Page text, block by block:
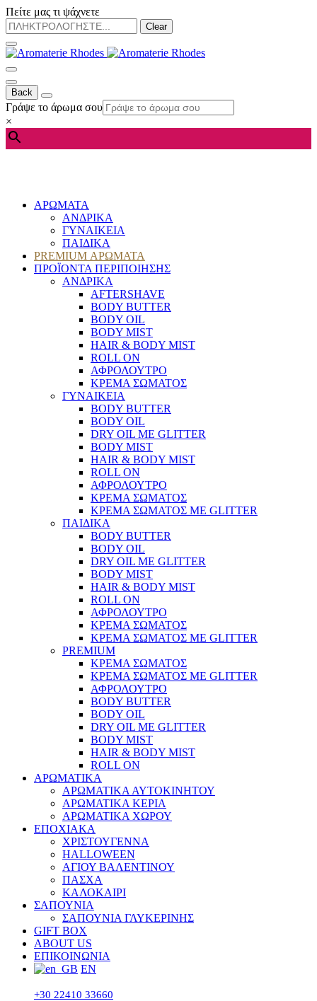
Πείτε μας τι ψάχνετε
Clear
Back
Γράψε το άρωμα σου
×
ΑΡΩΜΑΤΑ
ΑΝΔΡΙΚΑ
ΓΥΝΑΙΚΕΙΑ
ΠΑΙΔΙΚΑ
PREMIUM ΑΡΩΜΑΤΑ
ΠΡΟΪΟΝΤΑ ΠΕΡΙΠΟΙΗΣΗΣ
ΑΝΔΡΙΚΑ
AFTERSHAVE
BODY BUTTER
BODY OIL
BODY MIST
HAIR & BODY MIST
ROLL ON
ΑΦΡΟΛΟΥΤΡΟ
ΚΡΕΜΑ ΣΩΜΑΤΟΣ
ΓΥΝΑΙΚΕΙΑ
BODY BUTTER
BODY OIL
DRY OIL ΜΕ GLITTER
BODY MIST
HAIR & BODY MIST
ROLL ON
ΑΦΡΟΛΟΥΤΡΟ
ΚΡΕΜΑ ΣΩΜΑΤΟΣ
ΚΡΕΜΑ ΣΩΜΑΤΟΣ ΜΕ GLITTER
ΠΑΙΔΙΚΑ
BODY BUTTER
BODY OIL
DRY OIL ΜΕ GLITTER
BODY MIST
HAIR & BODY MIST
ROLL ON
ΑΦΡΟΛΟΥΤΡΟ
ΚΡΕΜΑ ΣΩΜΑΤΟΣ
ΚΡΕΜΑ ΣΩΜΑΤΟΣ ΜΕ GLITTER
PREMIUM
ΚΡΕΜΑ ΣΩΜΑΤΟΣ
ΚΡΕΜΑ ΣΩΜΑΤΟΣ ΜΕ GLITTER
ΑΦΡΟΛΟΥΤΡΟ
BODY BUTTER
BODY OIL
DRY OIL ΜΕ GLITTER
BODY MIST
HAIR & BODY MIST
ROLL ON
ΑΡΩΜΑΤΙΚΑ
ΑΡΩΜΑΤΙΚΑ ΑΥΤΟΚΙΝΗΤΟΥ
ΑΡΩΜΑΤΙΚΑ ΚΕΡΙΑ
ΑΡΩΜΑΤΙΚΑ ΧΩΡΟΥ
ΕΠΟΧΙΑΚΑ
ΧΡΙΣΤΟΥΓΕΝΝΑ
HALLOWEEN
ΑΓΙΟΥ ΒΑΛΕΝΤΙΝΟΥ
ΠΑΣΧΑ
ΚΑΛΟΚΑΙΡΙ
ΣΑΠΟΥΝΙΑ
ΣΑΠΟΥΝΙΑ ΓΛΥΚΕΡΙΝΗΣ
GIFT BOX
ABOUT US
ΕΠΙΚΟΙΝΩΝΙΑ
EN
+30 22410 33660